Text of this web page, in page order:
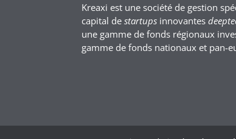
Kreaxi est une société de gestion
capital destartups innovantes
une gamme de fonds régionaux
gamme de fonds nationaux et pan-